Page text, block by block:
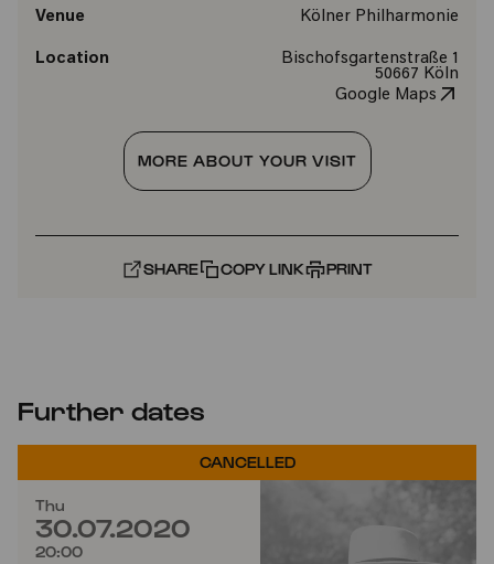
Venue Kölner Philharmonie
Location
Bischofsgartenstraße 1
50667 Köln
Google Maps
MORE ABOUT YOUR VISIT
SHARE COPY LINK PRINT
Further dates
CANCELLED
Thu
30.07.2020
20:00